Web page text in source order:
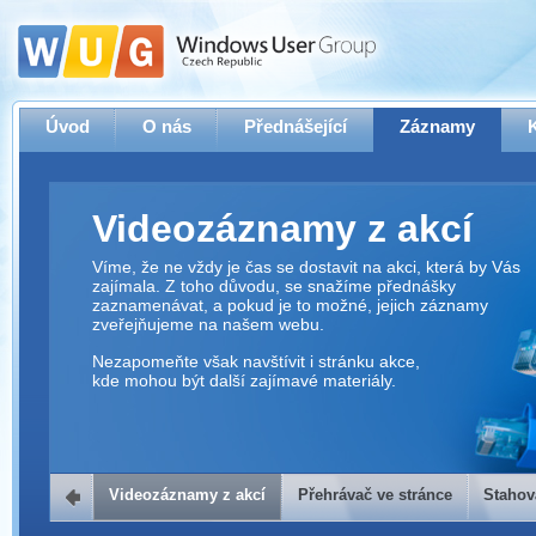
Úvod O nás Přednášející Záznamy
Videozáznamy z akcí
Víme, že ne vždy je čas se dostavit na akci, která by Vás
zajímala. Z toho důvodu, se snažíme přednášky
zaznamenávat, a pokud je to možné, jejich záznamy
zveřejňujeme na našem webu.
Nezapomeňte však navštívit i stránku akce,
kde mohou být další zajímavé materiály.
Přehrávač ve stránce
Videozáznamy z akcí Přehrávač ve stránce